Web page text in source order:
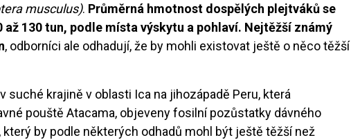
musculus). Průměrná hmotnost dospělých plejtváků se
až 130 tun, podle místa výskytu a pohlaví. Nejtěžší známý
, odborníci ale odhadují, že by mohli existovat ještě o něco těžší
suché krajině v oblasti Ica na jihozápadě Peru, která
pouště Atacama, objeveny fosilní pozůstatky dávného
by podle některých odhadů mohl být ještě těžší než